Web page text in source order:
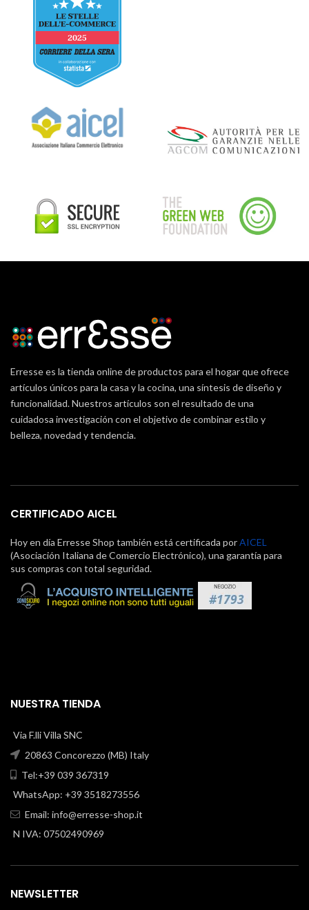
Erresse es la tienda online de productos para el hogar que ofrece
artículos únicos para la casa y la cocina, una síntesis de diseño y
funcionalidad. Nuestros artículos son el resultado de una
cuidadosa investigación con el objetivo de combinar estilo y
belleza, novedad y tendencia.
CERTIFICADO AICEL
Hoy en día Erresse Shop también está certificada porAICEL
(Asociación Italiana de Comercio Electrónico), una garantía para
sus compras con total seguridad.
NUESTRA TIENDA
Via F.lli Villa SNC
20863 Concorezzo (MB) Italy
Tel:+39 039 367319
WhatsApp: +39 3518273556
Email: info@erresse-shop.it
N IVA: 07502490969
NEWSLETTER